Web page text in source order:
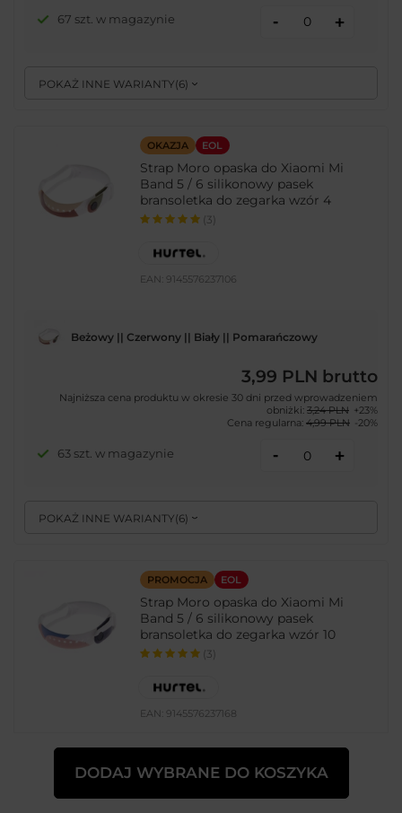
POKAŻ INNE WARIANTY(6)
67 szt. w magazynie - +
OKAZJA EOL
Strap Moro opaska do Xiaomi Mi
Band 5 / 6 silikonowy pasek
bransoletka do zegarka wzór 4
(3)
EAN: 9145576237106
POKAŻ INNE WARIANTY(6)
Beżowy || Czerwony || Biały || Pomarańczowy
3,99 PLN brutto
Najniższa cena produktu w okresie 30 dni przed wprowadzeniem
obniżki: 3,24 PLN +23%
Cena regularna: 4,99 PLN -20%
63 szt. w magazynie - +
PROMOCJA EOL
Strap Moro opaska do Xiaomi Mi
Band 5 / 6 silikonowy pasek
bransoletka do zegarka wzór 10
(3)
EAN: 9145576237168
Niebieski || Różowy || Biały || Pomarańczowy
DODAJ WYBRANE DO KOSZYKA